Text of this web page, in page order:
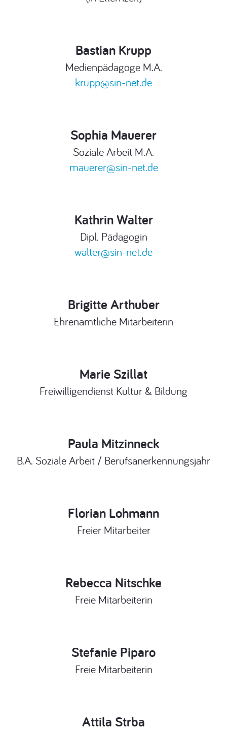
Bastian Krupp
Medienpädagoge M.A.
krupp@sin-net.de
Sophia Mauerer
Soziale Arbeit M.A.
mauerer@sin-net.de
Kathrin Walter
Dipl. Pädagogin
walter@sin-net.de
Brigitte Arthuber
Ehrenamtliche Mitarbeiterin
Marie Szillat
Freiwilligendienst Kultur & Bildung
Paula Mitzinneck
B.A. Soziale Arbeit / Berufsanerkennungsjahr
Florian Lohmann
Freier Mitarbeiter
Rebecca Nitschke
Freie Mitarbeiterin
Stefanie Piparo
Freie Mitarbeiterin
Attila Strba